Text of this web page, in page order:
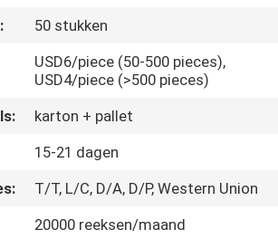
50 stukken
USD6/piece (50-500 pieces),
USD4/piece (>500 pieces)
karton + pallet
15-21 dagen
T/T, L/C, D/A, D/P, Western Union
20000 reeksen/maand